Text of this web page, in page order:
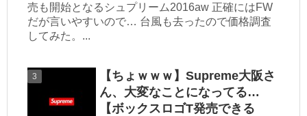
売も開始となるシュプリーム2016aw 正確にはFW
だが言いやすいので… 台風も去ったので価格調査
してみた。...
【ちょｗｗｗ】Supreme大阪さ
ん、大変なことになってる…
【ボックスロゴT発売できる